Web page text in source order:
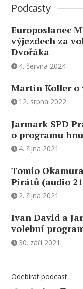
Podcasty
Europoslanec
výjezdech za
Dvořáka
4. června 2024
Martin Koller o
12. srpna 2022
Jarmark SPD
o programu
4. října 2021
Tomio
Pirátů (audio
2. října 2021
Ivan David a
volební
30. září 2021
Odebírat podcast